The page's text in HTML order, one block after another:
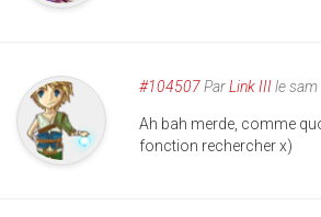
#104507ParLink IIIle
Ah bah merde, comme
fonction rechercher x)